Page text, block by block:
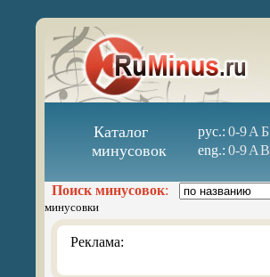
Каталог
минусовок
рус.: 0-9А Б
eng.: 0-9AB
Поиск минусовок:
минусовки
Реклама: